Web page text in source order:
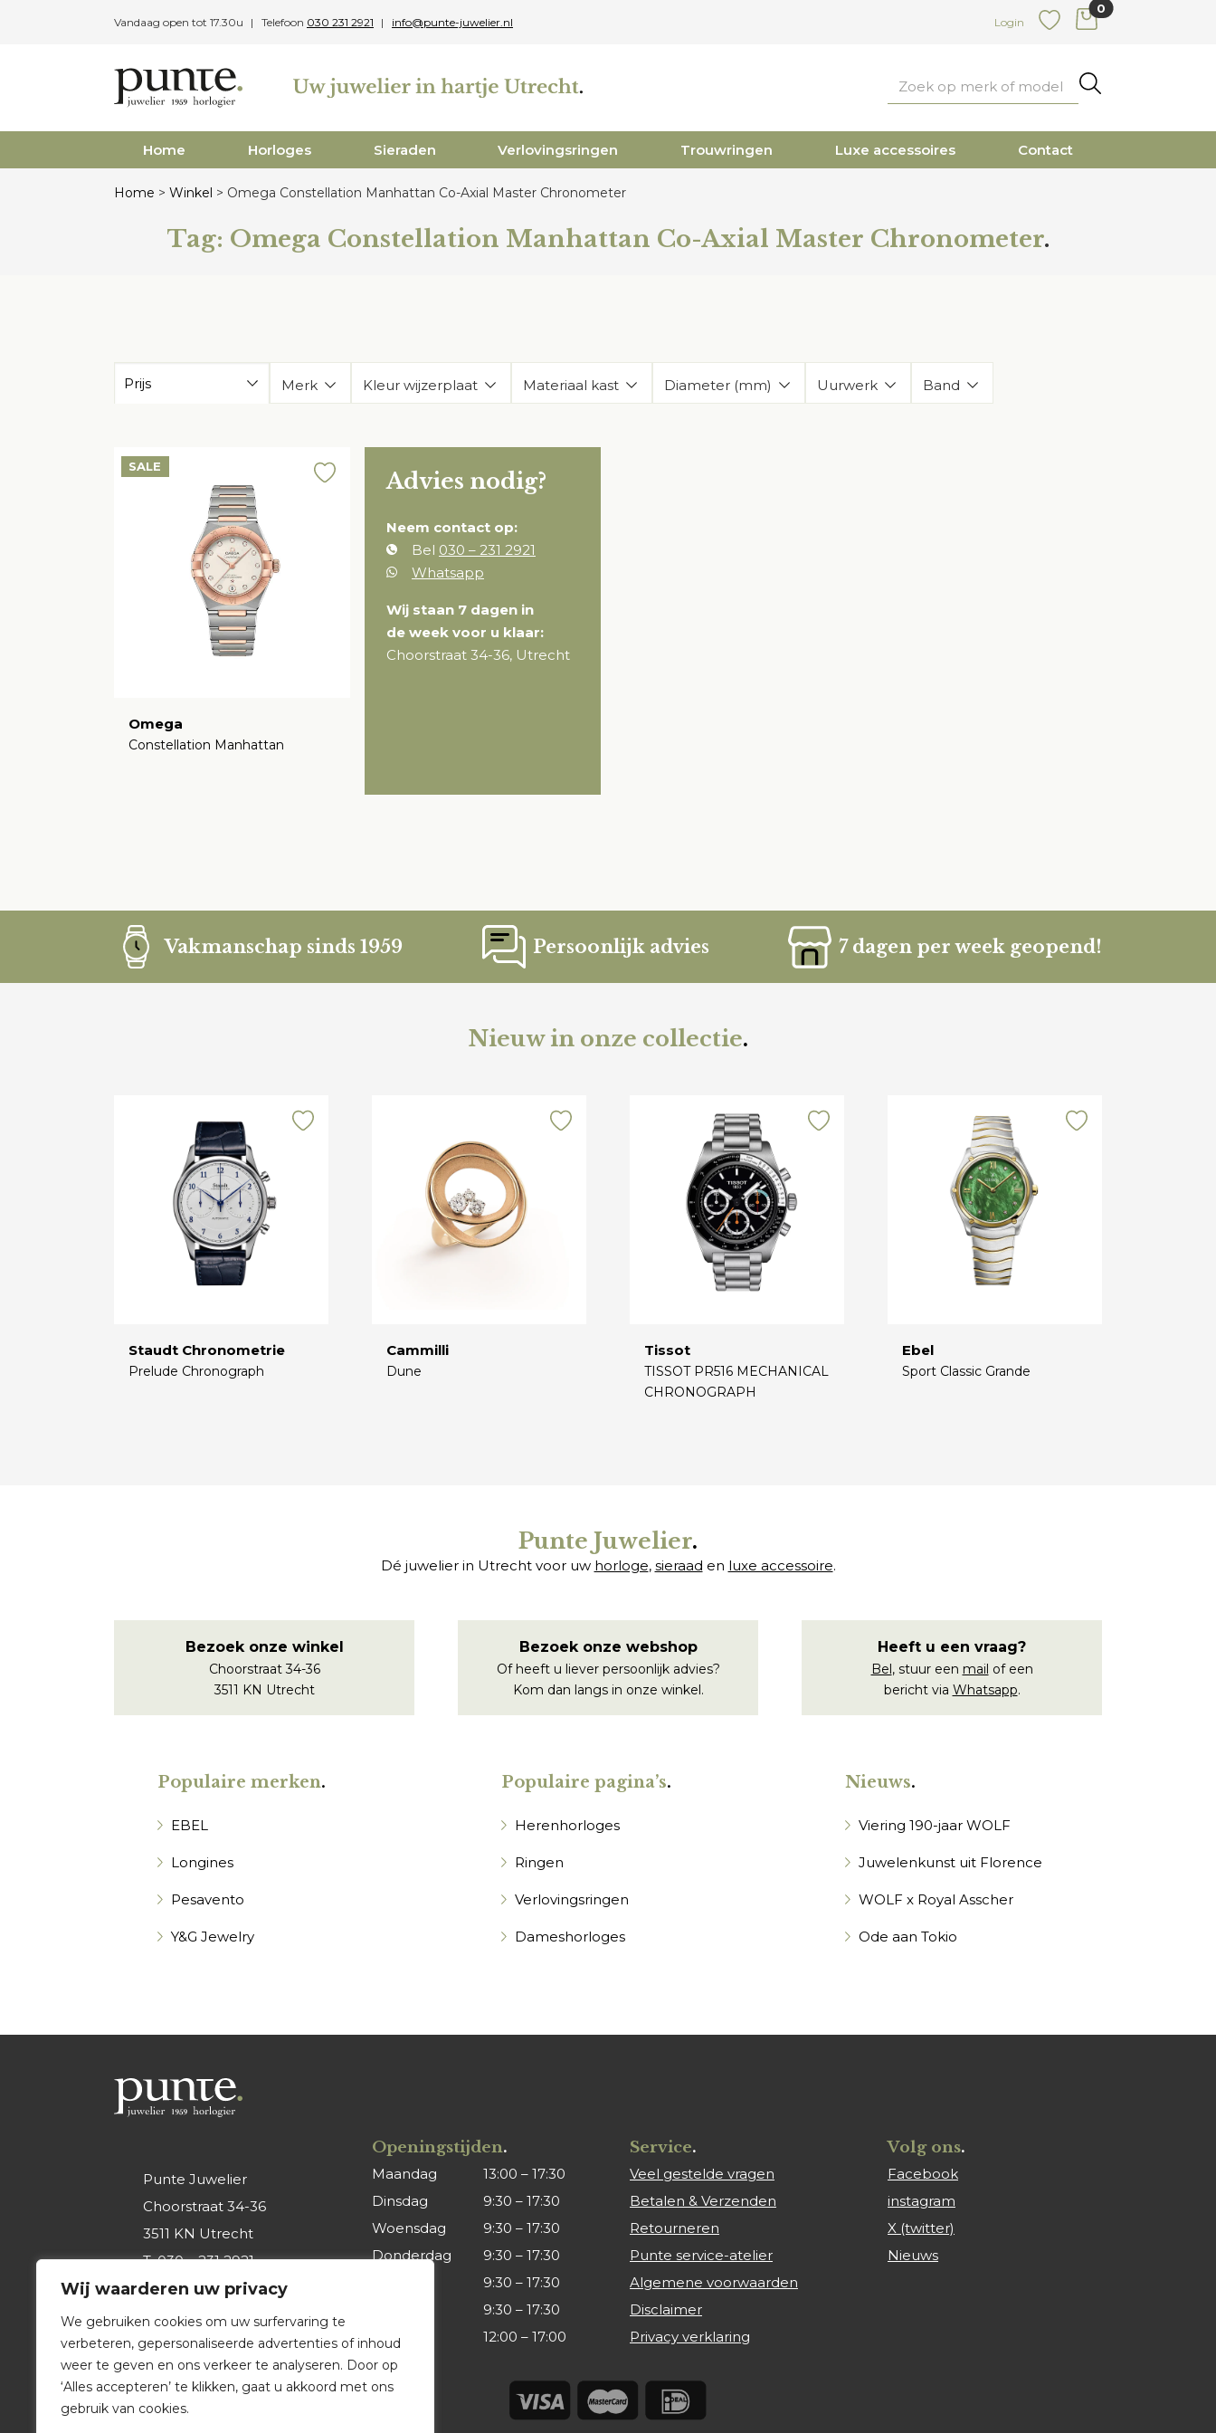
Wij waarderen uw privacy
We gebruiken cookies om uw surfervaring te
verbeteren, gepersonaliseerde advertenties of inhoud
weer te geven en ons verkeer te analyseren. Door op
‘Alles accepteren’ te klikken, gaat u akkoord met ons
gebruik van cookies.
Vandaag open tot 17.30u Telefoon 030 231 2921 info@punte-juwelier.nl
Login
0
items in cart
Home Horloges Sieraden Verlovingsringen Trouwringen Luxe accessoires Contact
Home > Winkel > Omega Constellation Manhattan Co-Axial Master Chronometer
Tag: Omega Constellation Manhattan Co-Axial Master Chronometer.
Merk Kleur wijzerplaat Materiaal kast Diameter (mm) Uurwerk Band
SALE
Omega
Constellation Manhattan
Advies nodig?
Neem contact op:
Bel 030 – 231 2921
Whatsapp
Wij staan 7 dagen in
de week voor u klaar:
Choorstraat 34-36, Utrecht
Vakmanschap sinds 1959 Persoonlijk advies 7 dagen per week geopend!
Nieuw in onze collectie.
Staudt Chronometrie
Prelude Chronograph
Cammilli
Dune
Tissot
TISSOT PR516 MECHANICAL
CHRONOGRAPH
Ebel
Sport Classic Grande
Punte Juwelier.
Dé juwelier in Utrecht voor uw horloge, sieraad en luxe accessoire.
Bezoek onze winkel
Choorstraat 34-36
3511 KN Utrecht
Bezoek onze webshop
Of heeft u liever persoonlijk advies?
Kom dan langs in onze winkel.
Heeft u een vraag?
Bel, stuur een mail of een
bericht via Whatsapp.
Populaire merken.
EBEL
Longines
Pesavento
Y&G Jewelry
Populaire pagina’s.
Herenhorloges
Ringen
Verlovingsringen
Dameshorloges
Nieuws.
Viering 190-jaar WOLF
Juwelenkunst uit Florence
WOLF x Royal Asscher
Ode aan Tokio
Punte Juwelier
Choorstraat 34-36
3511 KN Utrecht
T.030 – 231 2921
E.info@punte-
juwelier.nl
Openingstijden.
Maandag
13:00 – 17:30
Dinsdag
9:30 – 17:30
Woensdag
9:30 – 17:30
Donderdag
9:30 – 17:30
9:30 – 17:30
9:30 – 17:30
Zondag
12:00 – 17:00
Service.
Veel gestelde vragen
Betalen & Verzenden
Retourneren
Punte service-atelier
Algemene voorwaarden
Disclaimer
Privacy verklaring
Volg ons.
Facebook
instagram
X (twitter)
Nieuws